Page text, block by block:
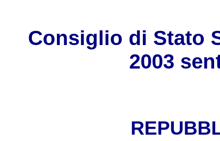
Consiglio di Stato
2003